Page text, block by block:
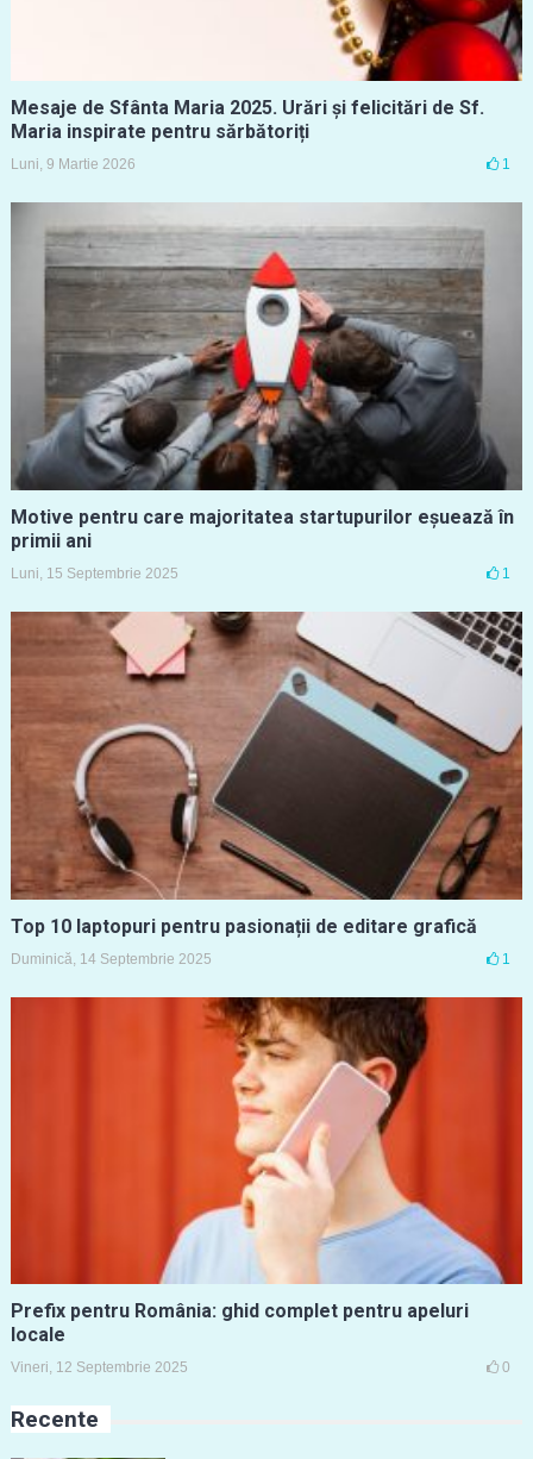
Mesaje de Sfânta Maria 2025. Urări și felicitări de Sf.
Maria inspirate pentru sărbătoriți
Luni, 9 Martie 2026 1
Motive pentru care majoritatea startupurilor eșuează în
primii ani
Luni, 15 Septembrie 2025 1
Top 10 laptopuri pentru pasionații de editare grafică
Duminică, 14 Septembrie 2025 1
Prefix pentru România: ghid complet pentru apeluri
locale
Vineri, 12 Septembrie 2025 0
Recente